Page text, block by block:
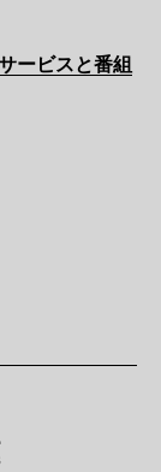
ービスと番組